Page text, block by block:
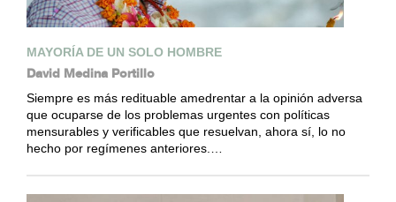
MAYORÍA DE UN SOLO HOMBRE
David Medina Portillo
Siempre es más redituable amedrentar a la opinión adversa
que ocuparse de los problemas urgentes con políticas
mensurables y verificables que resuelvan, ahora sí, lo no
hecho por regímenes anteriores.…